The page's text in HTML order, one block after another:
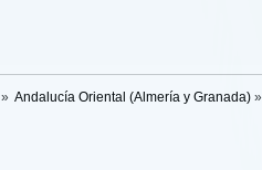
Andalucía Oriental (Almería y Granada) »